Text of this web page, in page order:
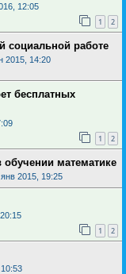
12:05
1 2
социальной работе
2015, 14:20
бесплатных
1 2
математике
янв 2015, 19:25
1 2